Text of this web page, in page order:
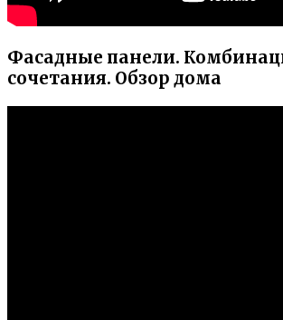
Фасадные панели.
сочетания. Обзор дома